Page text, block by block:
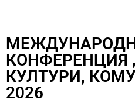
КОНФЕРЕНЦИЯ
КУЛТУРИ,
2026